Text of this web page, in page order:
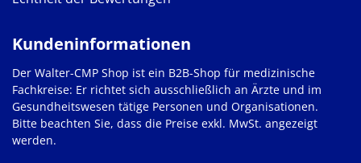
Kundeninformationen
Der Walter-CMP Shop ist ein B2B-Shop für medizinische
Fachkreise: Er richtet sich ausschließlich an Ärzte und im
Gesundheitswesen tätige Personen und Organisationen.
Bitte beachten Sie, dass die Preise exkl. MwSt. angezeigt
werden.